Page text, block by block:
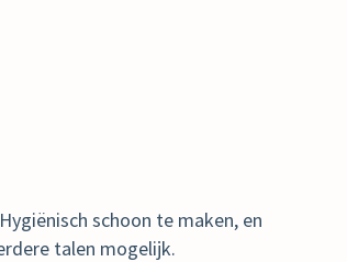
schoon te maken, en
talen mogelijk.